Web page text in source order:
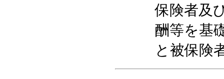
保険者及
酬等を基
と被保険